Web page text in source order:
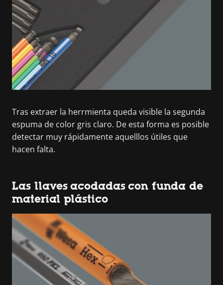
Tras extraer la herrmienta queda visible la segunda
espuma de color gris claro. De esta forma es posible
detectar muy rápidamente aquelllos útiles que
hacen falta.
Las llaves acodadas con funda de
material plástico